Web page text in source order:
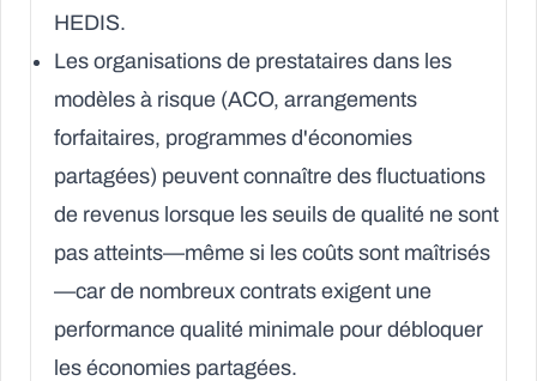
HEDIS.
Les organisations de prestataires dans les
modèles à risque (ACO, arrangements
forfaitaires, programmes d'économies
partagées) peuvent connaître des fluctuations
de revenus lorsque les seuils de qualité ne sont
pas atteints—même si les coûts sont maîtrisés
—car de nombreux contrats exigent une
performance qualité minimale pour débloquer
les économies partagées.